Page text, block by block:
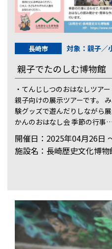
長崎市 対象：親子／
親子でたのしむ博物館
・てんじしつのおはなしツア
親子向けの展示ツアーです。
験グッズで遊んだりしながら
かんのおはなし会 季節の行事…
開催日：2025年04月26日
施設名：長崎歴史文化博物